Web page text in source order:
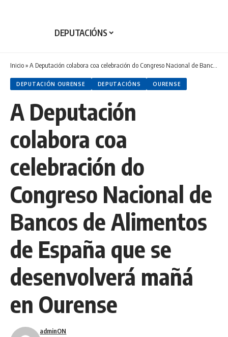
DEPUTACIÓNS
Inicio»A Deputación colabora coa celebración do Congreso Nacional de Bancos de Alimentos de España que se desenvolverá mañá en Ourense
DEPUTACIÓN OURENSE DEPUTACIÓNS OURENSE
A Deputación
colabora coa
celebración do
Congreso Nacional de
Bancos de Alimentos
de España que se
desenvolverá mañá
en Ourense
adminON